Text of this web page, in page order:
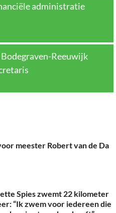
administratie
Reeuwijk
meester Robert van de Da
Spies zwemt 22 kilometer
“Ik zwem voor iedereen die